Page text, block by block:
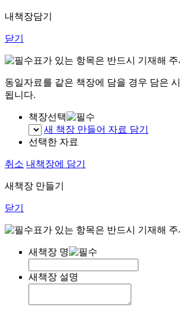
내책장담기
닫기
표가 있는 항목은 반드시 기재해
동일자료를 같은 책장에 담을 경우 담은
됩니다.
책장선택
새 책장 만들어 자료 담기
선택한 자료
취소 내책장에 담기
새책장 만들기
닫기
표가 있는 항목은 반드시 기재해
새책장 명
새책장 설명